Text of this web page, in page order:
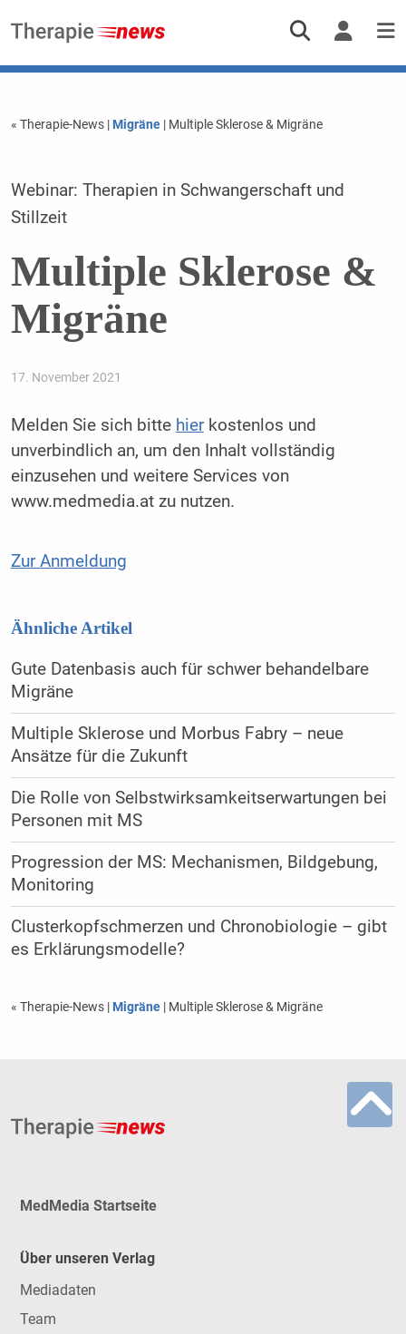
« Therapie-News | Migräne| Multiple Sklerose & Migräne
Webinar: Therapien in Schwangerschaft und
Stillzeit
Multiple Sklerose &
Migräne
17. November 2021
Melden Sie sich bitte hierkostenlos und
unverbindlich an, um den Inhalt vollständig
einzusehen und weitere Services von
www.medmedia.at zu nutzen.
Zur Anmeldung
Ähnliche Artikel
Gute Datenbasis auch für schwer behandelbare
Migräne
Multiple Sklerose und Morbus Fabry – neue
Ansätze für die Zukunft
Die Rolle von Selbstwirksamkeitserwartungen bei
Personen mit MS
Progression der MS: Mechanismen, Bildgebung,
Monitoring
Clusterkopfschmerzen und Chronobiologie – gibt
es Erklärungsmodelle?
« Therapie-News | Migräne| Multiple Sklerose & Migräne
MedMedia Startseite
Über unseren Verlag
Mediadaten
Team